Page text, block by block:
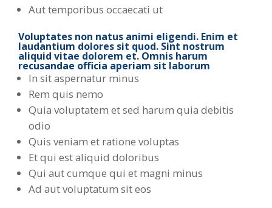
Aut temporibus occaecati ut
Voluptates non natus animi eligendi. Enim et
laudantium dolores sit quod. Sint nostrum
aliquid vitae dolorem et. Omnis harum
recusandae officia aperiam sit laborum
In sit aspernatur minus
Rem quis nemo
Quia voluptatem et sed harum quia debitis
odio
Quis veniam et ratione voluptas
Et qui est aliquid doloribus
Qui aut cumque qui et magni minus
Ad aut voluptatum sit eos